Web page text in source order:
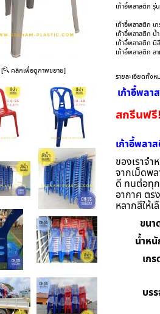
[ คลิกเพื่อดูภาพขยาย]
เก้าอี้พลาสติก รุ่
เก้าอี้พลาสติก เ
เก้าอี้พลาสติก
เก้าอี้พลาสติก มี
เก้าอี้พลาสติก ส
รายละเอียดทั้งห
เก้าอี้พลา
สกรีนฟรี
เก้าอี้พลา
ของเราจ
จากเม็ดพ
ดี ทนต่อทุ
อากาศ ตร
หลากสีให้เ
ขนา
น้ำหนั
เกร
บร